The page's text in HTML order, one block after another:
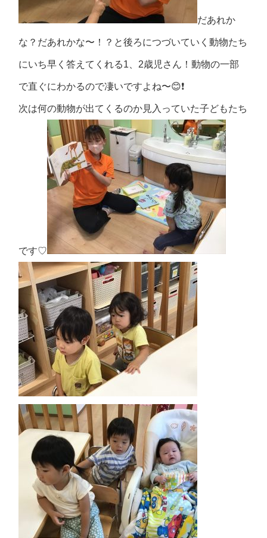
だあれか
な？だあれかな〜！？と後ろにつづいていく動物たち
にいち早く答えてくれる1、2歳児さん！動物の一部
で直ぐにわかるので凄いですよね〜😊❗
次は何の動物が出てくるのか見入っていた子どもたち
です♡